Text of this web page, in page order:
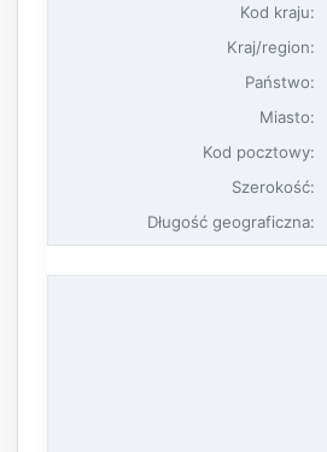
Kod kraju:
Kraj/region:
Państwo:
Miasto:
Kod pocztowy:
Szerokość:
Długość geograficzna: